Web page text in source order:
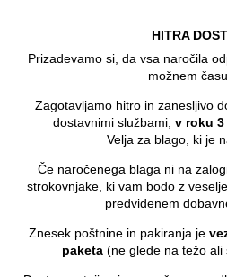
HITRA
Prizadevamo si, da vsa naročila
možnem času.
Zagotavljamo hitro in zanesljivo
dostavnimi službami, v roku
Velja za blago, ki je
Če naročenega blaga ni na
strokovnjake, ki vam bodo z
predvidenem
Znesek poštnine in pakiranja je
paketa(ne glede na težo ali